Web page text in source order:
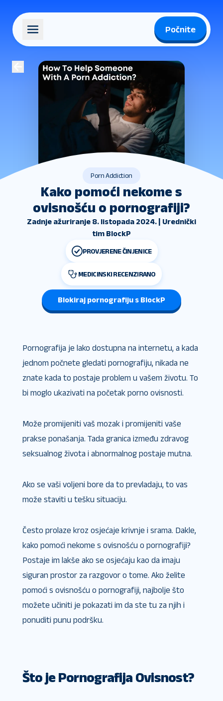
Počnite
Porn Addiction
Kako pomoći nekome s
ovisnošću o pornografiji?
Zadnje ažuriranje 8. listopada 2024. | Urednički
tim BlockP
PROVJERENE ČINJENICE
MEDICINSKI RECENZIRANO
Blokiraj pornografiju s BlockP
Pornografija je lako dostupna na internetu, a kada
jednom počnete gledati pornografiju, nikada ne
znate kada to postaje problem u vašem životu. To
bi moglo ukazivati na početak porno ovisnosti.
Može promijeniti vaš mozak i promijeniti vaše
prakse ponašanja. Tada granica između zdravog
seksualnog života i abnormalnog postaje mutna.
Ako se vaši voljeni bore da to prevladaju, to vas
može staviti u tešku situaciju.
Često prolaze kroz osjećaje krivnje i srama. Dakle,
kako pomoći nekome s ovisnošću o pornografiji?
Postaje im lakše ako se osjećaju kao da imaju
siguran prostor za razgovor o tome. Ako želite
pomoći s ovisnošću o pornografiji, najbolje što
možete učiniti je pokazati im da ste tu za njih i
ponuditi punu podršku.
Što je Pornografija Ovisnost?